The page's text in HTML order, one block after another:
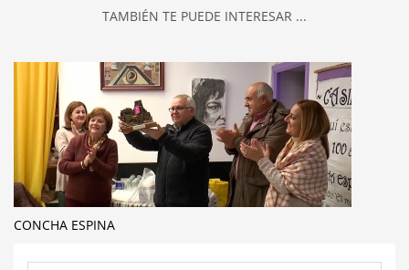
TAMBIÉN TE PUEDE INTERESAR ...
CONCHA ESPINA